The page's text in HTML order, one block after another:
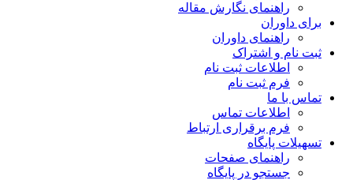
راهنمای نگارش مقاله
برای داوران
راهنمای داوران
ثبت نام و اشتراک
اطلاعات ثبت نام
فرم ثبت نام
تماس با ما
اطلاعات تماس
فرم برقراری ارتباط
تسهیلات پایگاه
راهنمای صفحات
جستجو در پایگاه